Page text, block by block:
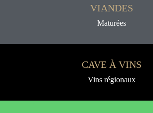
VIANDES
Maturées
CAVE À VINS
Vins régionaux